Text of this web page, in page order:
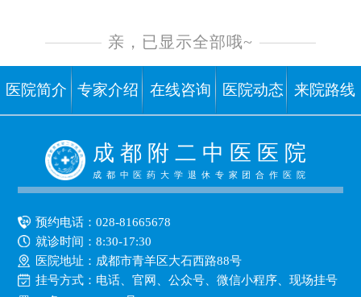
亲，已显示全部哦~
医院简介 专家介绍 在线咨询 医院动态 来院路线
成 都 附 二 中 医 医 院
成都中医药大学退休专家团合作医院
预约电话：028-81665678
就诊时间：8:30-17:30
医院地址：成都市青羊区大石西路88号
挂号方式： 电话、官网、公众号、微信小程序、现场挂号